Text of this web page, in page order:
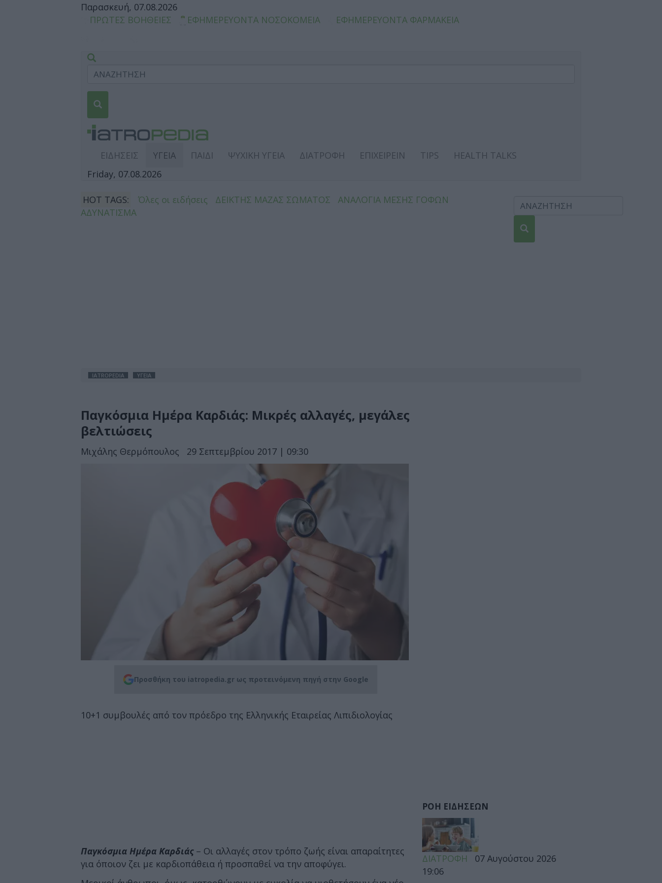
Παρασκευή, 07.08.2026
ΠΡΩΤΕΣ ΒΟΗΘΕΙΕΣ
ΕΦΗΜΕΡΕΥΟΝΤΑ ΝΟΣΟΚΟΜΕΙΑ ΕΦΗΜΕΡΕΥΟΝΤΑ ΦΑΡΜΑΚΕΙΑ
ΕΙΔΗΣΕΙΣ ΥΓΕΙΑ ΠΑΙΔΙ ΨΥΧΙΚΗ ΥΓΕΙΑ ΔΙΑΤΡΟΦΗ ΕΠΙΧΕΙΡΕΙΝ TIPS
HEALTH TALKS
Friday, 07.08.2026
HOT TAGS: Όλες οι ειδήσεις ΔΕΙΚΤΗΣ ΜΑΖΑΣ ΣΩΜΑΤΟΣ
ΑΝΑΛΟΓΙΑ ΜΕΣΗΣ ΓΟΦΩΝ
ΑΔΥΝΑΤΙΣΜΑ
IATROPEDIA ΥΓΕΙΑ
Παγκόσμια Ημέρα Καρδιάς: Μικρές αλλαγές, μεγάλες
βελτιώσεις
Μιχάλης Θερμόπουλος 29 Σεπτεμβρίου 2017 | 09:30
Προσθήκη του iatropedia.gr ως προτεινόμενη πηγή στην Google
10+1 συμβουλές από τον πρόεδρο της Ελληνικής Εταιρείας Λιπιδιολογίας
Παγκόσμια Ημέρα Καρδιάς– Οι αλλαγές στον τρόπο ζωής είναι απαραίτητες
για όποιον ζει με καρδιοπάθεια ή προσπαθεί να την αποφύγει.
ΡΟΗ ΕΙΔΗΣΕΩΝ
ΔΙΑΤΡΟΦΗ
07 Αυγούστου 2026
19:06